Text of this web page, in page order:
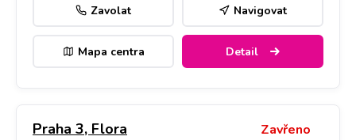
Zavolat Navigovat
Mapa centra Detail
Praha 3, Flora Zavřeno